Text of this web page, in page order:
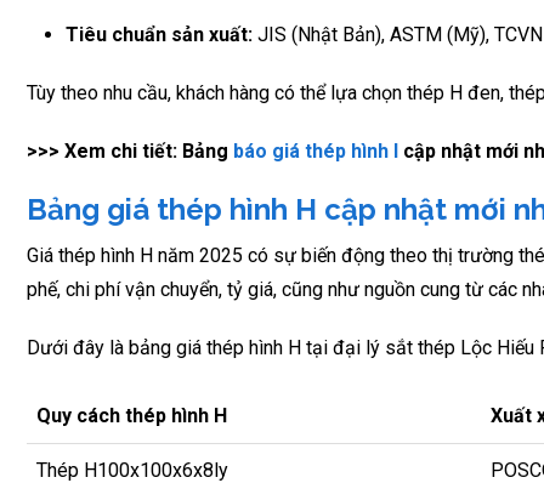
Tiêu chuẩn sản xuất: JIS (Nhật Bản), ASTM (Mỹ),
Tùy theo nhu cầu, khách hàng có thể lựa chọn thép H đen,
>>> Xem chi tiết: Bảng báo giá thép hình I cập nhật mới
Bảng giá thép hình H cập nhật mới
Giá thép hình H năm 2025 có sự biến động theo thị trường
phế, chi phí vận chuyển, tỷ giá, cũng như nguồn cung từ các
Dưới đây là bảng giá thép hình H tại đại lý sắt thép Lộc Hiếu
Quy cách thép hình H Xuất
Thép H100x100x6x8ly